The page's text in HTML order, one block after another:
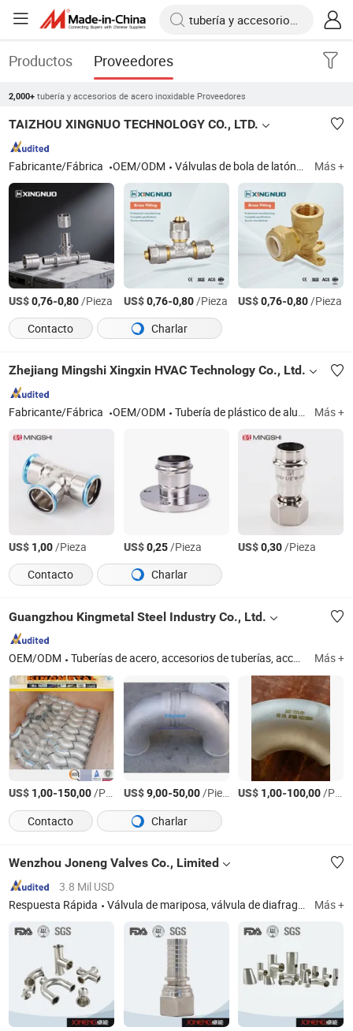
Productos Proveedores
2,000+ tubería y accesorios de acero inoxidable Proveedores
TAIZHOU XINGNUO TECHNOLOGY CO., LTD.
Fabricante/Fábrica OEM/ODM Válvulas de bola de latón, colectores de latón, accesorios de latón, válvulas de latón, válvula de bola, válvula de compuerta, accesorio de tubería, grifo de latón, válvulas de bola de acero inoxidable, colectores de acero inoxidable, sujetadores de acero inoxidable Más +
US$0,76-0,80/Pieza US$0,76-0,80/Pieza US$0,76-0,80/Pieza
Contacto
Charlar
Zhejiang Mingshi Xingxin HVAC Technology Co., Ltd.
Fabricante/Fábrica OEM/ODM Tubería de plástico de aluminio, tubería PEX-b, tubería PPR, accesorio PPR, accesorio de latón, colectores, válvula Más +
US$ 1,00/Pieza US$0,25/Pieza US$0,30/Pieza
Contacto
Charlar
Guangzhou Kingmetal Steel Industry Co., Ltd.
OEM/ODM Tuberías de acero, accesorios de tuberías, accesorios de enchufe, brida, barra en ángulo, canal C, bobinas de acero, placa de acero, válvulas, accesorios ranurados Más +
US$ 1,00-150,00/Pieza US$9,00-50,00/Pieza US$ 1,00-100,00/Pieza
Contacto
Charlar
Wenzhou Joneng Valves Co., Limited
3.8 Mil USD
Respuesta Rápida
Válvula de mariposa, válvula de diafragma, válvula de retención, accesorio de tubería, válvula de muestreo, unión, válvula Cpm, bomba centrífuga, tapa de pozo, válvula de seguridad Más +